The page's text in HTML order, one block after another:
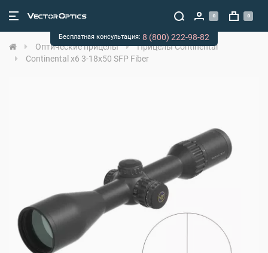
0 0
Оптические прицелы
Прицелы Continental
Continental x6 3-18x50 SFP Fiber
Бесплатная консультация: 8 (800) 222-98-82